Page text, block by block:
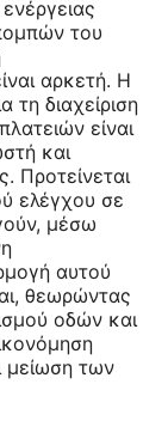
του
αρκετή. Η
διαχείριση
είναι
και
Προτείνεται
ελέγχου σε
μέσω
αυτού
θεωρώντας
οδών και
μείωση των